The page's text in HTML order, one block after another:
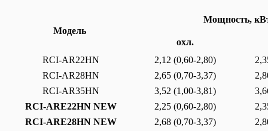
Модель
Мощность,
охл.
RCI-AR22HN
2,12 (0,60-2,80)
RCI-AR28HN
2,65 (0,70-3,37)
RCI-AR35HN
3,52 (1,00-3,81)
RCI-ARE22HN NEW
2,25 (0,60-2,80)
RCI-ARE28HN NEW
2,68 (0,70-3,37)